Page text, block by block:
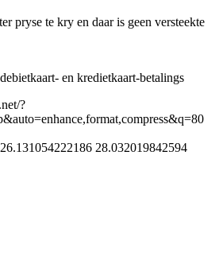
pryse te kry en daar is geen versteekte
en kredietkaart-betalings
?
28.032019842594